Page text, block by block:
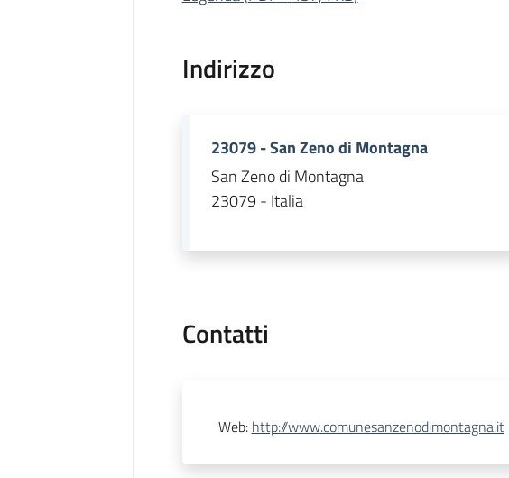
Indirizzo
23079 - San Zeno di Montagna
San Zeno di Montagna
23079 - Italia
Contatti
Web: http://www.comunesanzenodimontagna.it